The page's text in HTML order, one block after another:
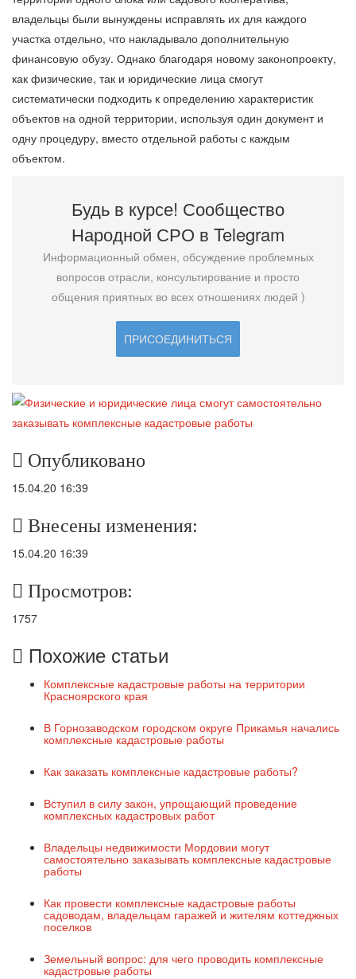
владельцы были вынуждены исправлять их для каждого
участка отдельно, что накладывало дополнительную
финансовую обузу. Однако благодаря новому законопроекту,
как физические, так и юридические лица смогут
систематически подходить к определению характеристик
объектов на одной территории, используя один документ и
одну процедуру, вместо отдельной работы с каждым
объектом.
Будь в курсе! Сообщество
Народной СРО в Telegram
Информационный обмен, обсуждение проблемных
вопросов отрасли, консультирование и просто
общения приятных во всех отношениях людей )
ПРИСОЕДИНИТЬСЯ
Опубликовано
15.04.20 16:39
Внесены изменения:
15.04.20 16:39
Просмотров:
1757
Похожие статьи
Комплексные кадастровые работы на территории
Красноярского края
В Горнозаводском городском округе Прикамья начались
комплексные кадастровые работы
Как заказать комплексные кадастровые работы?
Вступил в силу закон, упрощающий проведение
комплексных кадастровых работ
Владельцы недвижимости Мордовии могут
самостоятельно заказывать комплексные кадастровые
работы
Как провести комплексные кадастровые работы
садоводам, владельцам гаражей и жителям коттеджных
поселков
Земельный вопрос: для чего проводить комплексные
кадастровые работы